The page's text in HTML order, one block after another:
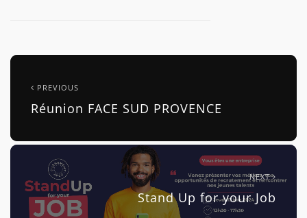
PREVIOUS
Réunion FACE SUD PROVENCE
NEXT
Stand Up for your Job